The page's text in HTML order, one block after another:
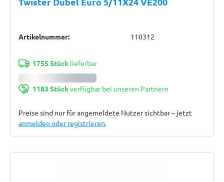
Artikelnummer: 110312
1755 Stücklieferbar
1183 Stückverfügbar bei unseren Partnern
Preise sind nur für angemeldete Nutzer sichtbar – jetzt
anmelden oder registrieren.